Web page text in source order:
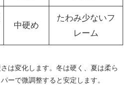
中硬め
たわみ少ないフ
レーム
は変化します。冬は硬く、夏は柔ら
ーで微調整すると安定します。